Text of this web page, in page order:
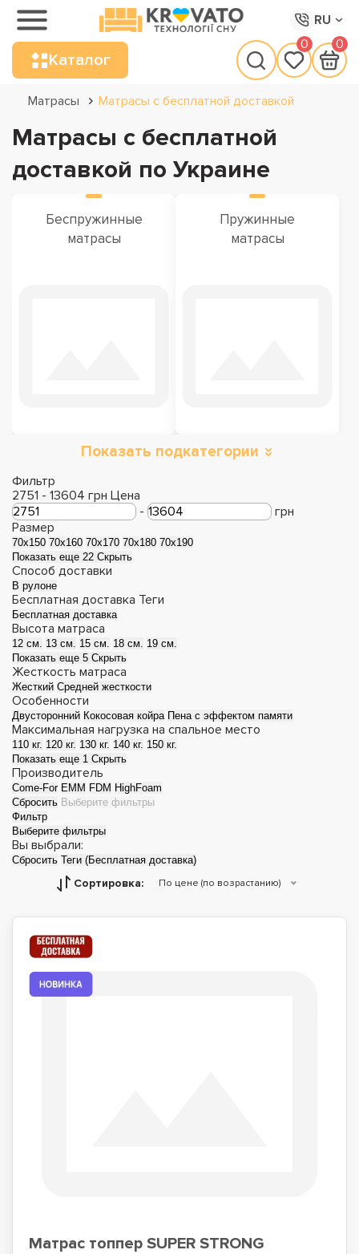
RU
Каталог
0 0
Матрасы Матрасы с бесплатной доставкой
Матрасы с бесплатной
доставкой по Украине
Беспружинные
матрасы
Пружинные
матрасы
Двуспальные
Односпальные
Детские матрасы
Матрасы топперы
Показать подкатегории
Фильтр
2751 - 13604 грн Цена
-
грн
Размер
70х150 70х160 70х170 70х180 70x190
Показать еще 22 Скрыть
Способ доставки
В рулоне
Бесплатная доставка Теги
Бесплатная доставка
Высота матраса
12 см. 13 см. 15 см. 18 см. 19 см.
Показать еще 5 Скрыть
Жесткость матраса
Жесткий Средней жесткости
Особенности
Двусторонний Кокосовая койра Пена с эффектом памяти
Максимальная нагрузка на спальное место
110 кг. 120 кг. 130 кг. 140 кг. 150 кг.
Показать еще 1 Скрыть
Производитель
Come-For EMM FDM HighFoam
Сбросить Выберите фильтры
Фильтр
Выберите фильтры
Вы выбрали:
Сбросить Теги (Бесплатная доставка)
Сортировка: По цене (по возрастанию)
Матрас топпер SUPER STRONG